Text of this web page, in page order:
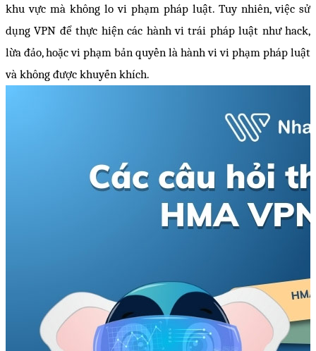
khu vực mà không lo vi phạm pháp luật. Tuy nhiên, việc sử
dụng VPN để thực hiện các hành vi trái pháp luật như hack,
lừa đảo, hoặc vi phạm bản quyền là hành vi vi phạm pháp luật
và không được khuyến khích.